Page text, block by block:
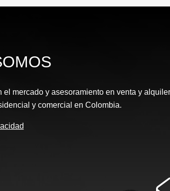
mercado y asesoramiento en venta y alquiler
y comercial en Colombia.